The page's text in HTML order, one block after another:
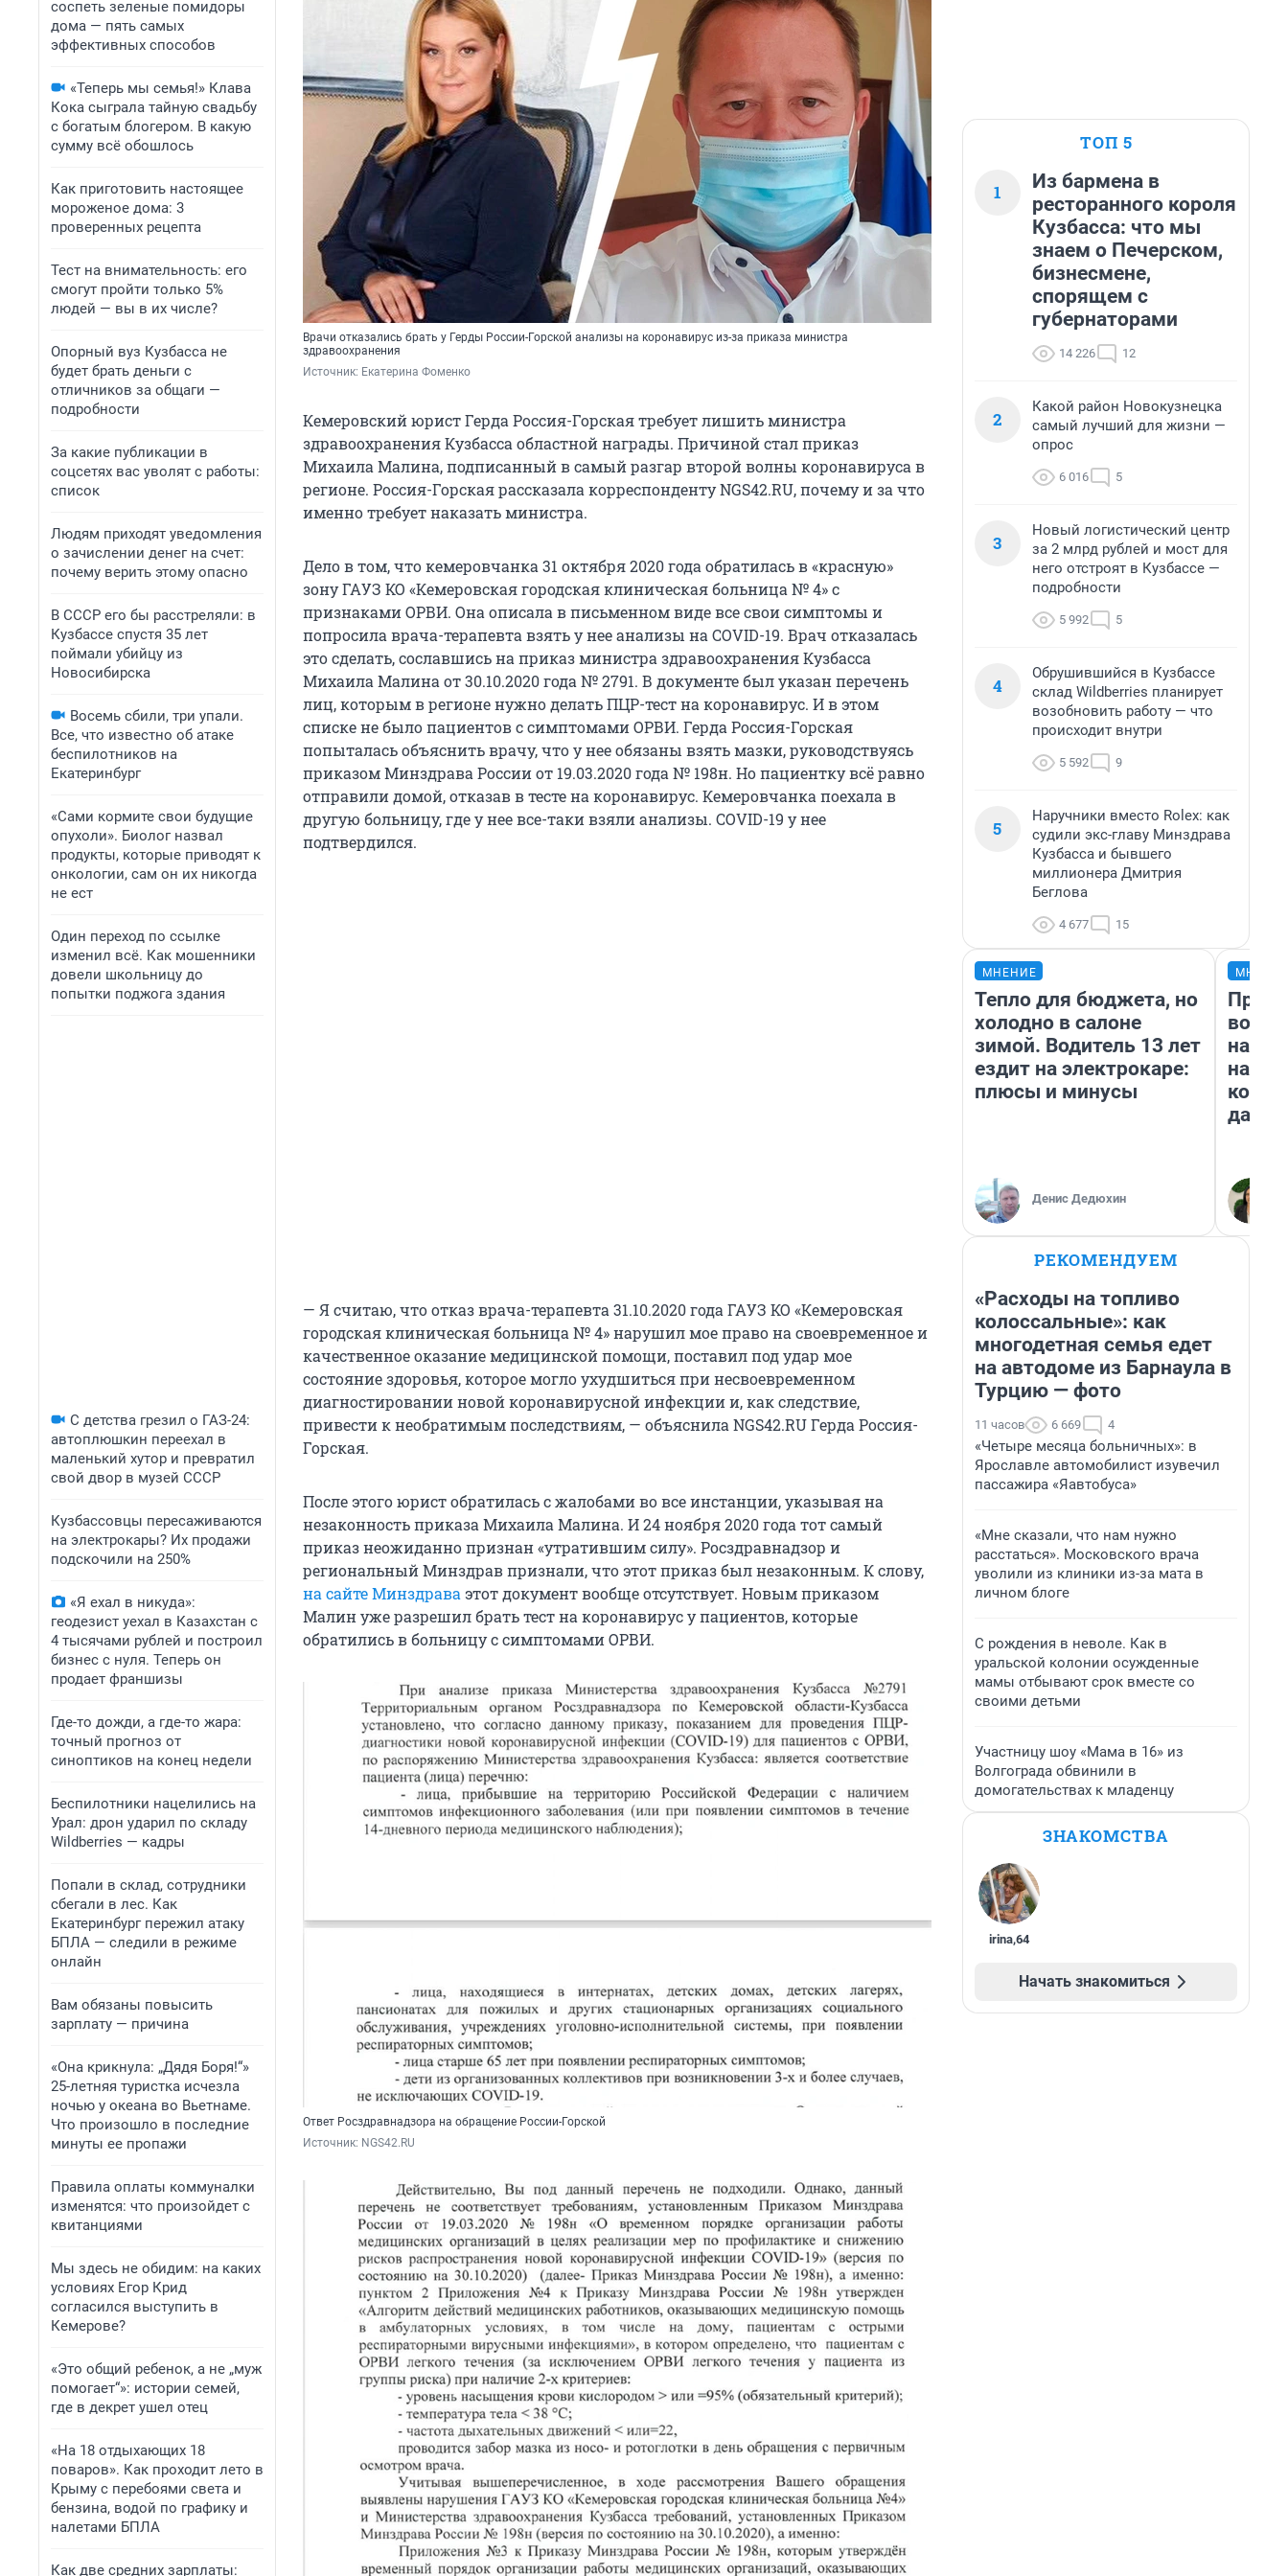
соспеть зеленые помидоры
дома — пять самых
эффективных способов
«Теперь мы семья!» Клава
Кока сыграла тайную свадьбу
с богатым блогером. В какую
сумму всё обошлось
Как приготовить настоящее
мороженое дома: 3
проверенных рецепта
Тест на внимательность: его
смогут пройти только 5%
людей — вы в их числе?
Опорный вуз Кузбасса не
будет брать деньги с
отличников за общаги —
подробности
За какие публикации в
соцсетях вас уволят с работы:
список
Людям приходят уведомления
о зачислении денег на счет:
почему верить этому опасно
В СССР его бы расстреляли: в
Кузбассе спустя 35 лет
поймали убийцу из
Новосибирска
Восемь сбили, три упали.
Все, что известно об атаке
беспилотников на
Екатеринбург
«Сами кормите свои будущие
опухоли». Биолог назвал
продукты, которые приводят к
онкологии, сам он их никогда
не ест
Один переход по ссылке
изменил всё. Как мошенники
довели школьницу до
попытки поджога здания
С детства грезил о ГАЗ-24:
автоплюшкин переехал в
маленький хутор и превратил
свой двор в музей СССР
Кузбассовцы пересаживаются
на электрокары? Их продажи
подскочили на 250%
«Я ехал в никуда»:
геодезист уехал в Казахстан с
4 тысячами рублей и построил
бизнес с нуля. Теперь он
продает франшизы
Где-то дожди, а где-то жара:
точный прогноз от
синоптиков на конец недели
Беспилотники нацелились на
Урал: дрон ударил по складу
Wildberries — кадры
Попали в склад, сотрудники
сбегали в лес. Как
Екатеринбург пережил атаку
БПЛА — следили в режиме
онлайн
Вам обязаны повысить
зарплату — причина
«Она крикнула: „Дядя Боря!“»
25-летняя туристка исчезла
ночью у океана во Вьетнаме.
Что произошло в последние
минуты ее пропажи
Правила оплаты коммуналки
изменятся: что произойдет с
квитанциями
Мы здесь не обидим: на каких
условиях Егор Крид
согласился выступить в
Кемерове?
«Это общий ребенок, а не „муж
помогает“»: истории семей,
где в декрет ушел отец
«На 18 отдыхающих 18
поваров». Как проходит лето в
Крыму с перебоями света и
бензина, водой по графику и
налетами БПЛА
Как две средних зарплаты:
Врачи отказались брать у Герды России-Горской анализы на коронавирус из-за приказа министра
здравоохранения
Источник: Екатерина Фоменко
Кемеровский юрист Герда Россия-Горская требует лишить министра
здравоохранения Кузбасса областной награды. Причиной стал приказ
Михаила Малина, подписанный в самый разгар второй волны коронавируса в
регионе. Россия-Горская рассказала корреспонденту NGS42.RU, почему и за что
именно требует наказать министра.
Дело в том, что кемеровчанка 31 октября 2020 года обратилась в «красную»
зону ГАУЗ КО «Кемеровская городская клиническая больница № 4» с
признаками ОРВИ. Она описала в письменном виде все свои симптомы и
попросила врача-терапевта взять у нее анализы на COVID-19. Врач отказалась
это сделать, сославшись на приказ министра здравоохранения Кузбасса
Михаила Малина от 30.10.2020 года № 2791. В документе был указан перечень
лиц, которым в регионе нужно делать ПЦР-тест на коронавирус. И в этом
списке не было пациентов с симптомами ОРВИ. Герда Россия-Горская
попыталась объяснить врачу, что у нее обязаны взять мазки, руководствуясь
приказом Минздрава России от 19.03.2020 года № 198н. Но пациентку всё равно
отправили домой, отказав в тесте на коронавирус. Кемеровчанка поехала в
другую больницу, где у нее все-таки взяли анализы. COVID-19 у нее
подтвердился.
— Я считаю, что отказ врача-терапевта 31.10.2020 года ГАУЗ КО «Кемеровская
городская клиническая больница № 4» нарушил мое право на своевременное и
качественное оказание медицинской помощи, поставил под удар мое
состояние здоровья, которое могло ухудшиться при несвоевременном
диагностировании новой коронавирусной инфекции и, как следствие,
привести к необратимым последствиям, — объяснила NGS42.RU Герда Россия-
Горская.
После этого юрист обратилась с жалобами во все инстанции, указывая на
незаконность приказа Михаила Малина. И 24 ноября 2020 года тот самый
приказ неожиданно признан «утратившим силу». Росздравнадзор и
региональный Минздрав признали, что этот приказ был незаконным. К слову,
на сайте Минздрава этот документ вообще отсутствует. Новым приказом
Малин уже разрешил брать тест на коронавирус у пациентов, которые
обратились в больницу с симптомами ОРВИ.
Ответ Росздравнадзора на обращение России-Горской
Источник: NGS42.RU
ТОП 5
1
Из бармена в
ресторанного короля
Кузбасса: что мы
знаем о Печерском,
бизнесмене,
спорящем с
губернаторами
14 226 12
2
Какой район Новокузнецка
самый лучший для жизни —
опрос
6 016 5
3
Новый логистический центр
за 2 млрд рублей и мост для
него отстроят в Кузбассе —
подробности
5 992 5
4
Обрушившийся в Кузбассе
склад Wildberries планирует
возобновить работу — что
происходит внутри
5 592 9
5
Наручники вместо Rolex: как
судили экс-главу Минздрава
Кузбасса и бывшего
миллионера Дмитрия
Беглова
4 677 15
МНЕНИЕ
Тепло для бюджета, но
холодно в салоне
зимой. Водитель 13 лет
ездит на электрокаре:
плюсы и минусы
Денис Дедюхин
нам
даже
РЕКОМЕНДУЕМ
«Расходы на топливо
колоссальные»: как
многодетная семья едет
на автодоме из Барнаула в
Турцию — фото
11 часов 6 669 4
«Четыре месяца больничных»: в
Ярославле автомобилист изувечил
пассажира «Яавтобуса»
«Мне сказали, что нам нужно
расстаться». Московского врача
уволили из клиники из-за мата в
личном блоге
С рождения в неволе. Как в
уральской колонии осужденные
мамы отбывают срок вместе со
своими детьми
Участницу шоу «Мама в 16» из
Волгограда обвинили в
домогательствах к младенцу
ЗНАКОМСТВА
irina,64
Начать знакомиться